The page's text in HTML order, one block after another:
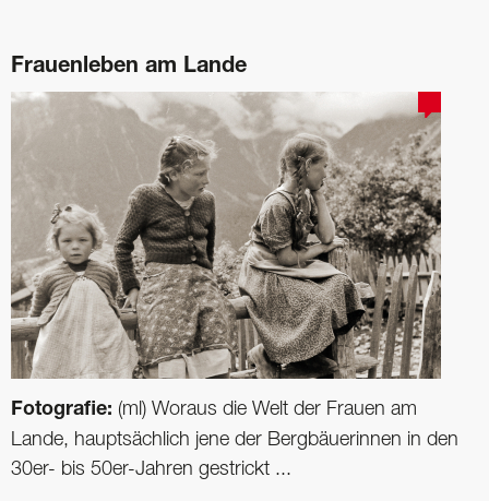
Frauenleben am Lande
Fotografie: (ml) Woraus die Welt der Frauen am
Lande, hauptsächlich jene der Bergbäuerinnen in den
30er- bis 50er-Jahren gestrickt ...